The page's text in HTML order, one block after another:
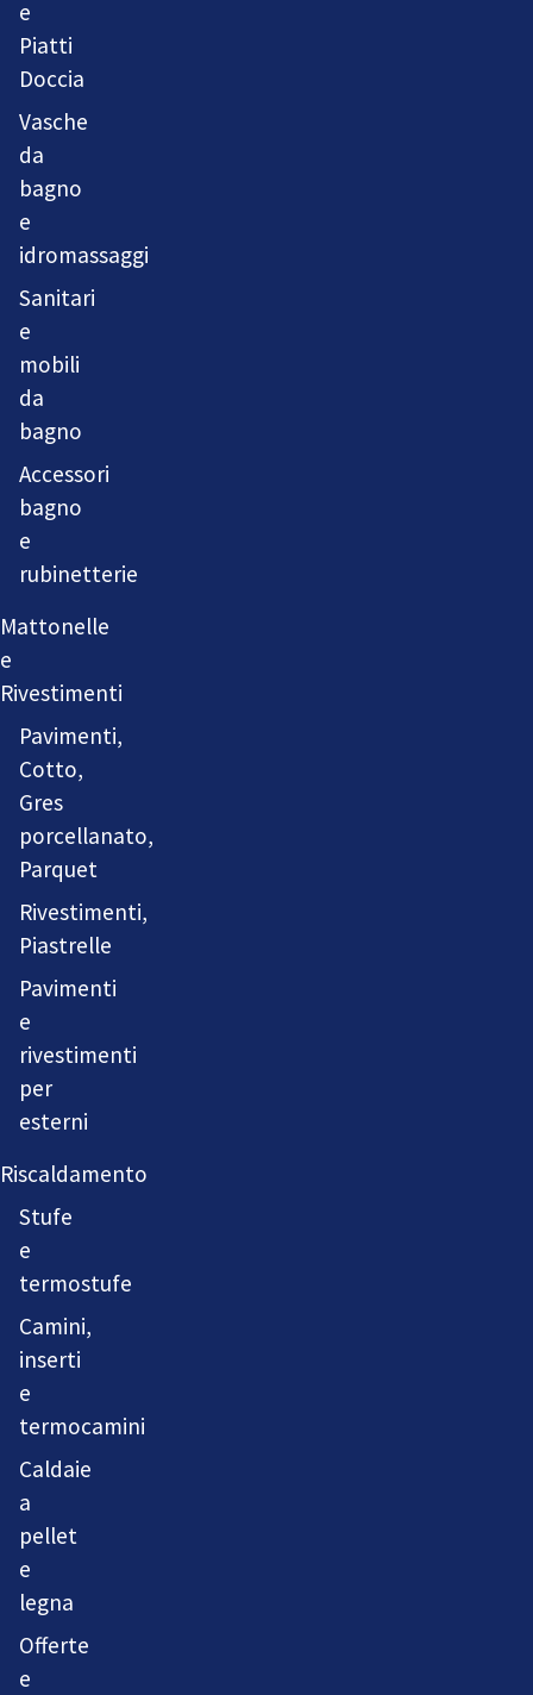
e
Piatti
Doccia
Vasche
da
bagno
e
idromassaggi
Sanitari
e
mobili
da
bagno
Accessori
bagno
e
rubinetterie
Mattonelle
e
Rivestimenti
Pavimenti,
Cotto,
Gres
porcellanato,
Parquet
Rivestimenti,
Piastrelle
Pavimenti
e
rivestimenti
per
esterni
Riscaldamento
Stufe
e
termostufe
Camini,
inserti
e
termocamini
Caldaie
a
pellet
e
legna
Offerte
e